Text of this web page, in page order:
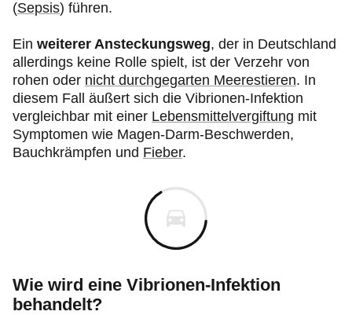
(Sepsis) führen.
Ein weiterer Ansteckungsweg, der in Deutschland
allerdings keine Rolle spielt, ist der Verzehr von
rohen oder nicht durchgegarten Meerestieren. In
diesem Fall äußert sich die Vibrionen-Infektion
vergleichbar mit einer Lebensmittelvergiftung mit
Symptomen wie Magen-Darm-Beschwerden,
Bauchkrämpfen und Fieber.
Wie wird eine Vibrionen-Infektion
behandelt?